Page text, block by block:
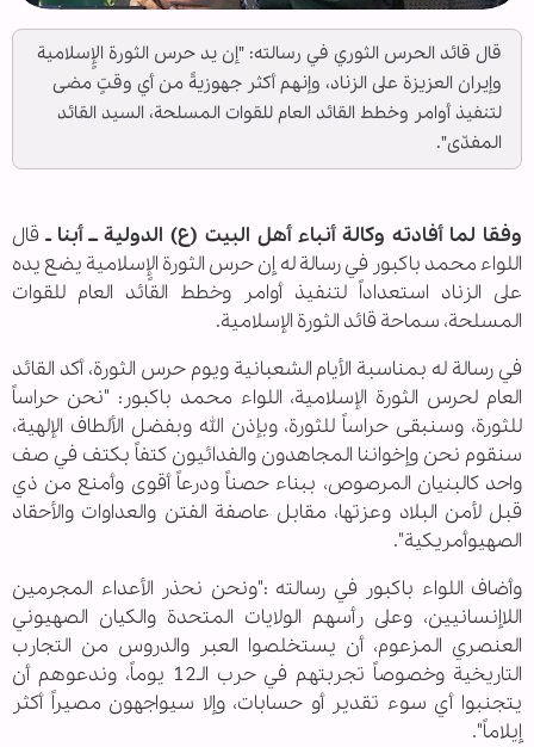
قال قائد الحرس الثوري في رسالته: "إن يد حرس الثورة الإٍسلامية
وإيران العزيزة على الزناد، وإنهم أكثر جهوزيةً من أي وقتٍ مضى
لتنفيذ أوامر وخطط القائد العام للقوات المسلحة، السيد القائد
المفدّى".
وفقا لما أفادته وكالة أنباء أهل البيت (ع) الدولية ــ أبنا ـقال
اللواء محمد باكبور في رسالة له إن حرس الثورة الإٍسلامية يضع يده
على الزناد استعداداً لتنفيذ أوامر وخطط القائد العام للقوات
المسلحة، سماحة قائد الثورة الإسلامية.
في رسالة له بمناسبة الأيام الشعبانية ويوم حرس الثورة، أكد القائد
العام لحرس الثورة الإسلامية، اللواء محمد باكبور: "نحن حراساً
للثورة، وسنبقى حراساً للثورة، وبإذن الله وبفضل الألطاف الإلهية،
سنقوم نحن وإخواننا المجاهدون والفدائيون كتفاً بكتف في صف
واحد كالبنيان المرصوص، ببناء حصناً ودرعاً أقوى وأمنع من ذي
قبل لأمن البلاد وعزتها، مقابل عاصفة الفتن والعداوات والأحقاد
الصهيوأمريكية".
وأضاف اللواء باكبور في رسالته :"ونحن نحذر الأعداء المجرمين
اللاإنسانيين، وعلى رأسهم الولايات المتحدة والكيان الصهيوني
العنصري المزعوم، أن يستخلصوا العبر والدروس من التجارب
التاريخية وخصوصاً تجربتهم في حرب الـ12 يوماً، وندعوهم أن
يتجنبوا أي سوء تقدير أو حسابات، وإلا سيواجهون مصيراً أكثر
إيلاماً".